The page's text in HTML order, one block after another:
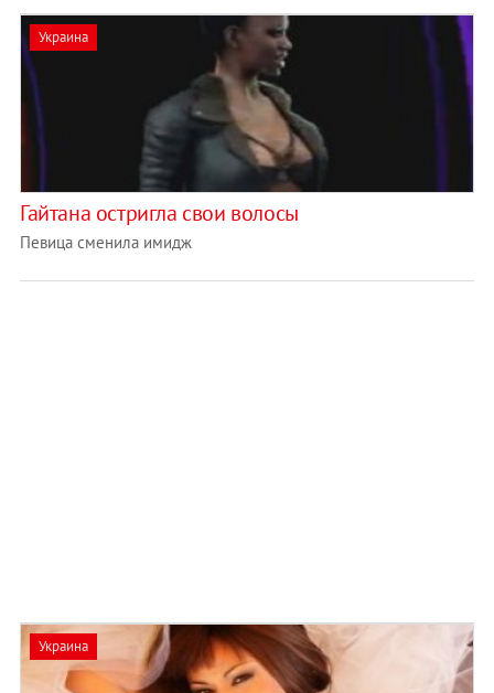
Украина
Гайтана остригла свои волосы
Певица сменила имидж
Украина